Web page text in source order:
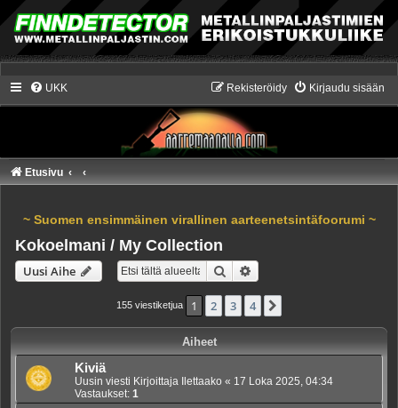
UKK Kirjaudu sisään
Rekisteröidy
Etusivu
~ Suomen ensimmäinen virallinen aarteenetsintäfoorumi ~
Kokoelmani / My Collection
Uusi Aihe Etsi
155 viestiketjua 1 2 3 4
Aiheet
Kiviä
Uusin viesti Kirjoittaja Ilettaako « 17 Loka 2025, 04:34
Vastaukset: 1